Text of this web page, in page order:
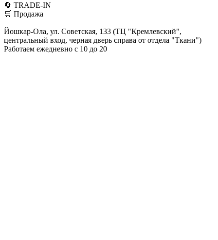
🔄 TRADE-IN
🛒 Продажа
Йошкар-Ола, ул. Советская, 133 (ТЦ "Кремлевский",
центральный вход, черная дверь справа от отдела "Ткани")
Работаем ежедневно с 10 до 20